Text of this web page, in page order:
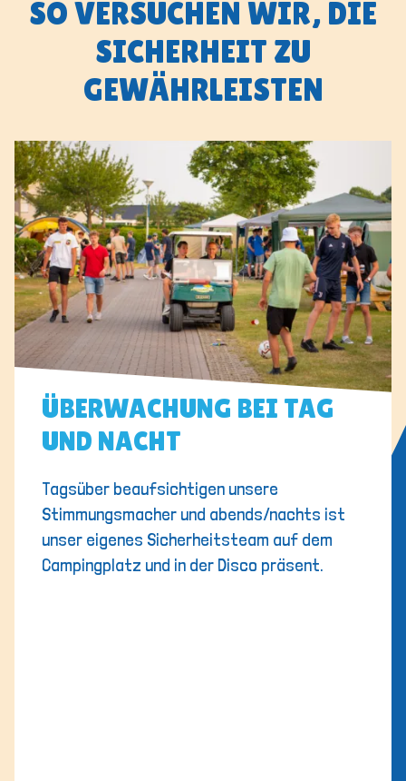
SO VERSUCHEN WIR, DIE
SICHERHEIT ZU
GEWÄHRLEISTEN
ÜBERWACHUNG BEI TAG
UND NACHT
Tagsüber beaufsichtigen unsere
Stimmungsmacher und abends/nachts ist
unser eigenes Sicherheitsteam auf dem
Campingplatz und in der Disco präsent.